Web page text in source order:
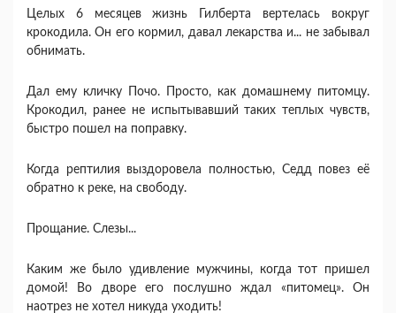
Целых 6 месяцев жизнь Гилберта вертелась вокруг
крокодила. Он его кормил, давал лекарства и... не забывал
обнимать.
Дал ему кличку Почо. Просто, как домашнему питомцу.
Крокодил, ранее не испытывавший таких теплых чувств,
быстро пошел на поправку.
Когда рептилия выздоровела полностью, Седд повез её
обратно к реке, на свободу.
Прощание. Слезы...
Каким же было удивление мужчины, когда тот пришел
домой! Во дворе его послушно ждал «питомец». Он
наотрез не хотел никуда уходить!